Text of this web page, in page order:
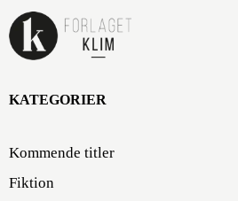
KATEGORIER
Kommende titler
Fiktion